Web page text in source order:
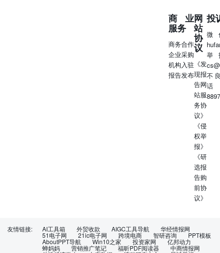
结果，导致信任崩塌，甚⾄出现“脱粉”和出售产品等极端⾔
论。[21] ⽤户普遍认为⼩⽶选择与⻓期攻击品牌及⽤户
的“万能的⼤熊”合作是严重的决策失误，是对核⼼⽤户情感
的公然漠视。[19,20] “宁可投放⼀⼈@万能的⼤熊，也要辜
负⼀直默默⽀持的⽶粉。⽶粉是草芥吗？”[5] “我从此再也
不会在任何环境帮⼩⽶回怼⼩⿊⼦，以后⼩⽶将与我毫⽆关
系。”[5] 对KOL营销模式的普遍质疑 对⼩⽶公关专业性的
拷问 事 件打破了部分⽤户⼼中“⼩⽶不投KOL”的印象，引
发了对KOL是否“拿钱办 ⽤户质疑⼩⽶公关团队的专业判断
⼒，认为其在KOL筛选上存在严重疏漏。徐洁云的道 事”、
品牌是否存在“豢养KOL”等⾏业潜规则的讨论，加剧了对
KOL⽣态的信任危机。[21] 歉虽然及时，但仍被部分⽤户
视为“亡⽺补牢”，未能完全消除对其团队价值观和专业能⼒
的疑虑。[23] “这直接打破了⽶粉四处宣传的⼩⽶不给主播
钱，连⼋百⻋⻢费都没有的谣⾔。”[21] “⿊⼩⽶，⽤户⽆所
谓，可是他⼀直骂⼩⽶⽤户！⼩⽶找这样的合作不是⾃⼰给
⾃⼰挖坟么！”[21] 3.事件影响评估 3.1品牌声誉与⽤户信任
影响 此次KOL合作争议事件对⼩⽶的品牌声誉和⽤户信任
造成了显著的负⾯影响，其冲击主要体现在两个核⼼层
⾼度依赖其忠实⽤户群体“⽶粉”的⼝碑传播和社群维护。然
⽽，选择与⻓期被⽶粉视为“敌⼈”的KOL合作，让这批最核
商业
服务
商务合作
企业采购
机构入驻
报告发布
网
站
协
议
《发
现报
告网
站服
务协
议》
《侵
权举
报》
《研
选报
告购
前协
议》
投
微
举
不
友情链接: AI工具箱 外贸收款 AIGC工具导航 华经情报网
51电子网 21ic电子网 跨境电商 智研咨询 PPT模板
AboutPPT导航 Win10之家 投资家网 亿邦动力
蝉妈妈 营销推广笔记 福昕PDF阅读器 中商情报网